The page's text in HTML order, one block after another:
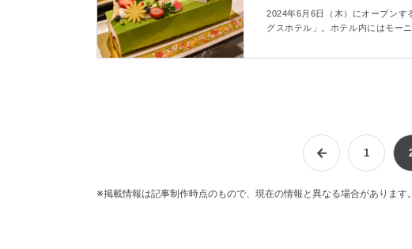
ニューを紹介！店内に
2024年6月6日（木）にオープンす
グスホテル」。ホテル内にはモー
トランの魅力をお紹介します♪
1
※掲載情報は記事制作時点のもので、現在の情報と異なる場合があります。